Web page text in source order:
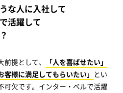
な人に入社して
活躍して
前提として、
「人を喜ばせたい」
客様に満足してもらいたい」 とい
可欠です。インター・ベルで活躍